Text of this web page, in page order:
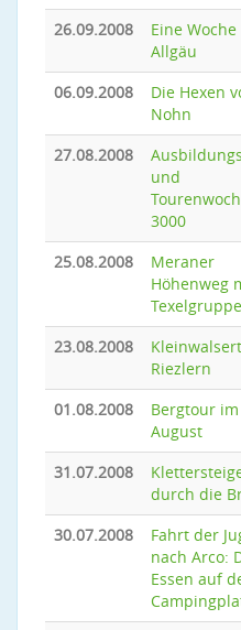
26.09.2008
Eine Woche
Allgäu
06.09.2008
Die Hexen
Nohn
27.08.2008
und
3000
25.08.2008
Meraner
Höhenweg
Texelgruppe
23.08.2008
Riezlern
01.08.2008
Bergtour im
August
31.07.2008
durch die
30.07.2008
Fahrt der
nach Arco:
Essen auf